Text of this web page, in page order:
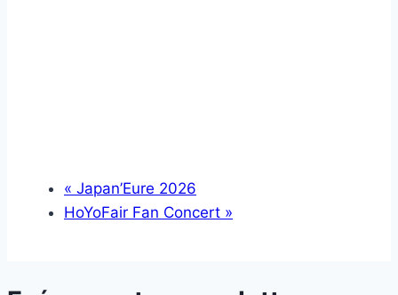
« Japan’Eure 2026
HoYoFair Fan Concert »